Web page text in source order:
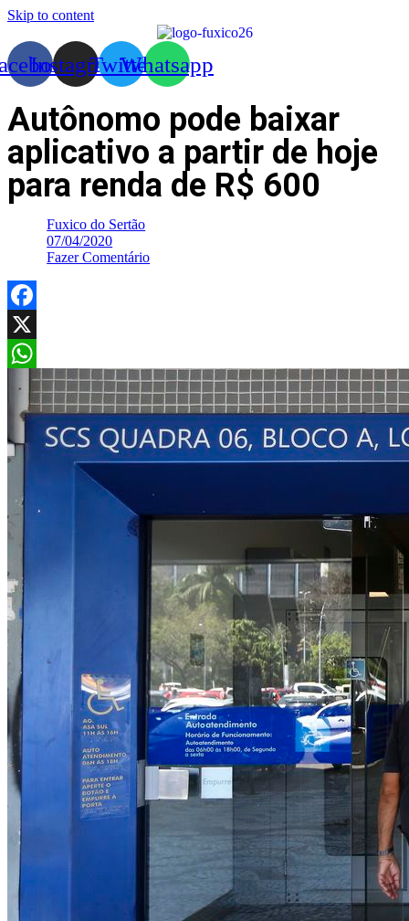
Skip to content
InstagramTwitterWhatsapp
Autônomo pode baixar
aplicativo a partir de hoje
para renda de R$ 600
Fuxico do Sertão
07/04/2020
Fazer Comentário
Facebook
X
WhatsApp